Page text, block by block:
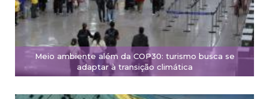
Meio ambiente além da COP30: turismo busca se
adaptar à transição climática